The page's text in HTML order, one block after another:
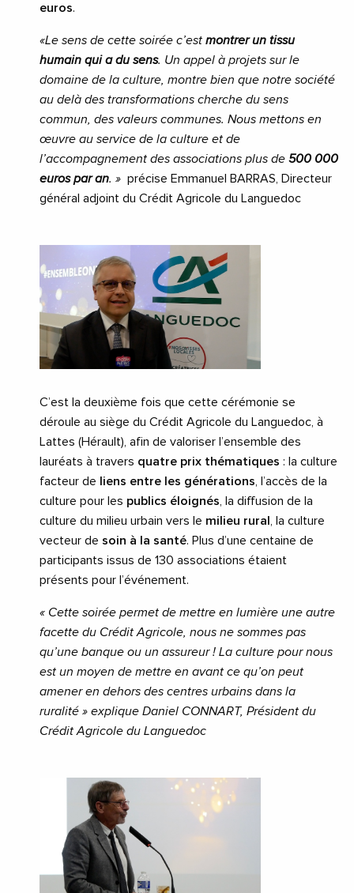
euros.
«Le sens de cette soirée c’est montrer un tissu
humain qui a du sens. Un appel à projets sur le
domaine de la culture, montre bien que notre société
au delà des transformations cherche du sens
commun, des valeurs communes. Nous mettons en
œuvre au service de la culture et de
l’accompagnement des associations plus de 500 000
euros par an. » précise Emmanuel BARRAS, Directeur
général adjoint du Crédit Agricole du Languedoc
C’est la deuxième fois que cette cérémonie se
déroule au siège du Crédit Agricole du Languedoc, à
Lattes (Hérault), afin de valoriser l’ensemble des
lauréats à travers quatre prix thématiques : la culture
facteur de
liens entre les générations , l’accès de la
culture pour les publics éloignés , la diffusion de la
culture du milieu urbain vers le milieu rural
, la culture
vecteur de soin à la santé. Plus d’une centaine de
participants issus de 130 associations étaient
présents pour l’événement.
« Cette soirée permet de mettre en lumière une autre
facette du Crédit Agricole, nous ne sommes pas
qu’une banque ou un assureur ! La culture pour nous
est un moyen de mettre en avant ce qu’on peut
amener en dehors des centres urbains dans la
ruralité » explique Daniel CONNART, Président du
Crédit Agricole du Languedoc